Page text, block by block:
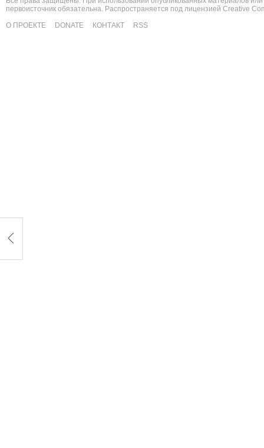
первоисточник обязательна. Распространяется под лицензией Creative
О ПРОЕКТЕ
DONATE КОНТАКТ RSS